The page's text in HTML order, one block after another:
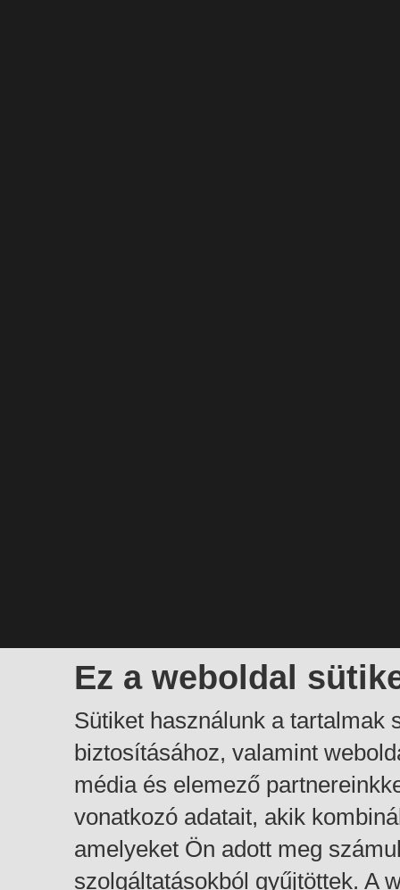
Ez a weboldal
Sütiket használunk a tartalmak
biztosításához, valamint
média és elemező
vonatkozó adatait, akik
amelyeket Ön adott meg
szolgáltatásokból gyűjtöttek. A